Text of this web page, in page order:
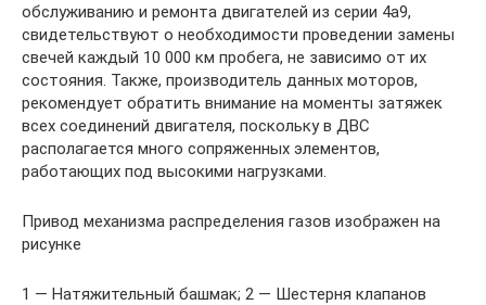
обслуживанию и ремонта двигателей из серии 4a9,
свидетельствуют о необходимости проведении замены
свечей каждый 10 000 км пробега, не зависимо от их
состояния. Также, производитель данных моторов,
рекомендует обратить внимание на моменты затяжек
всех соединений двигателя, поскольку в ДВС
располагается много сопряженных элементов,
работающих под высокими нагрузками.
Привод механизма распределения газов изображен на
рисунке
1 — Натяжительный башмак; 2 — Шестерня клапанов